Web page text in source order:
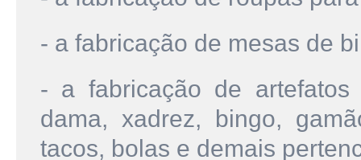
- a fabricação de mesas de
- a fabricação de
dama, xadrez, bingo,
tacos, bolas e demais